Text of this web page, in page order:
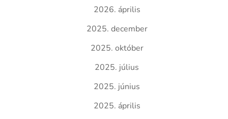
2026. április
2025. december
2025. október
2025. július
2025. június
2025. április